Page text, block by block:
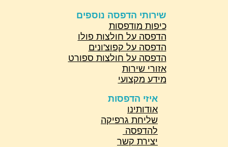
שירותי הדפסה נוספים
כיפות מודפסות
הדפסה על חולצות פולו
הדפסה על קפוצ'ונים
הדפסה על חולצות ספורט
אזורי שירות
מידע מקצועי
איזי הדפסות
אודותינו
שליחת גרפיקה
להדפסה
יצירת קשר